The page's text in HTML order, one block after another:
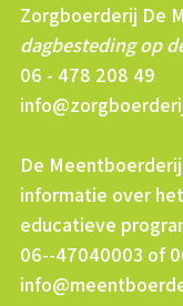
Zorgboerderij De
dagbesteding op
06 - 478 208 49
De
informatie over
educatieve
06--47040003 of